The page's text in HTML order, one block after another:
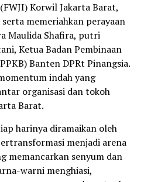
Korwil Jakarta Barat,
memeriahkan perayaan
Maulida Shafira, putri
Ketua Badan Pembinaan
Banten DPRt Pinangsia.
indah yang
organisasi dan tokoh
Barat.
harinya diramaikan oleh
menjadi arena
memancarkan senyum dan
warni menghiasi,